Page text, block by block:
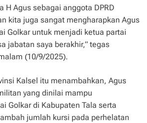
H Agus sebagai anggota DPRD
kita juga sangat mengharapkan Agus
Golkar untuk menjadi ketua partai
jabatan saya berakhir,” tegas
(10/9/2025).
Kalsel itu menambahkan, Agus
yang dinilai mampu
Golkar di Kabupaten Tala serta
jumlah kursi pada perhelatan